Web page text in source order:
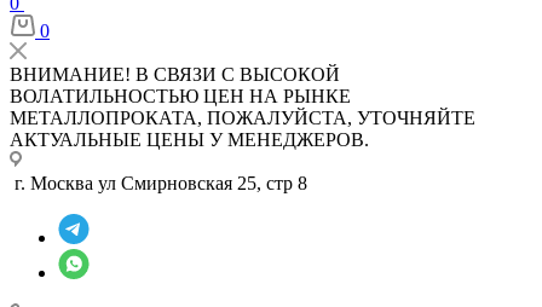
0
ВНИМАНИЕ! В СВЯЗИ С ВЫСОКОЙ
ВОЛАТИЛЬНОСТЬЮ ЦЕН НА РЫНКЕ
МЕТАЛЛОПРОКАТА, ПОЖАЛУЙСТА, УТОЧНЯЙТЕ
АКТУАЛЬНЫЕ ЦЕНЫ У МЕНЕДЖЕРОВ.
г. Москва ул Смирновская 25, стр 8